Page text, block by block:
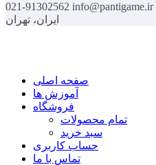
021-91302562 info@pantigame.ir
ایران، تهران
صفحه اصلی
آموزش ها
فروشگاه
تمام محصولات
سبد خرید
حساب کاربری
تماس با ما